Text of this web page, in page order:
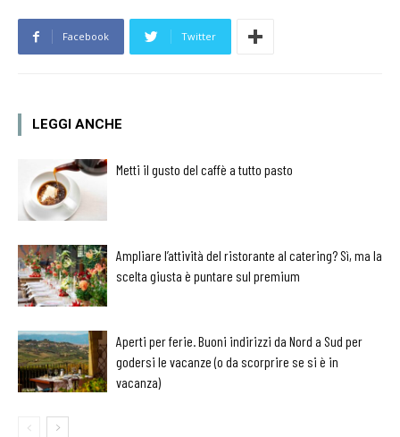
Facebook Twitter
LEGGI ANCHE
Metti il gusto del caffè a tutto pasto
Ampliare l’attività del ristorante al catering? Sì, ma la
scelta giusta è puntare sul premium
Aperti per ferie. Buoni indirizzi da Nord a Sud per
godersi le vacanze (o da scorprire se si è in
vacanza)